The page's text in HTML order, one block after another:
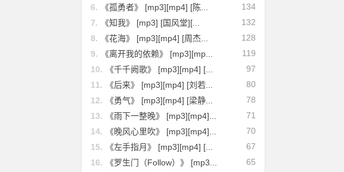
134
6.
《孤勇者》 [mp3][mp4] [陈...
132
7.
《知我》 [mp3] [国风堂][...
128
8.
《花海》 [mp3][mp4] [周杰...
119
9.
《离开我的依赖》 [mp3][mp...
97
10.
《千千阙歌》 [mp3][mp4] [...
80
11.
《后来》 [mp3][mp4] [刘若...
78
12.
《勇气》 [mp3][mp4] [梁静...
71
13.
《雨下一整晚》 [mp3][mp4]...
70
14.
《晚风心里吹》 [mp3][mp4]...
67
15.
《左手指月》 [mp3][mp4] [...
65
16.
《罗生门（Follow）》 [mp3...